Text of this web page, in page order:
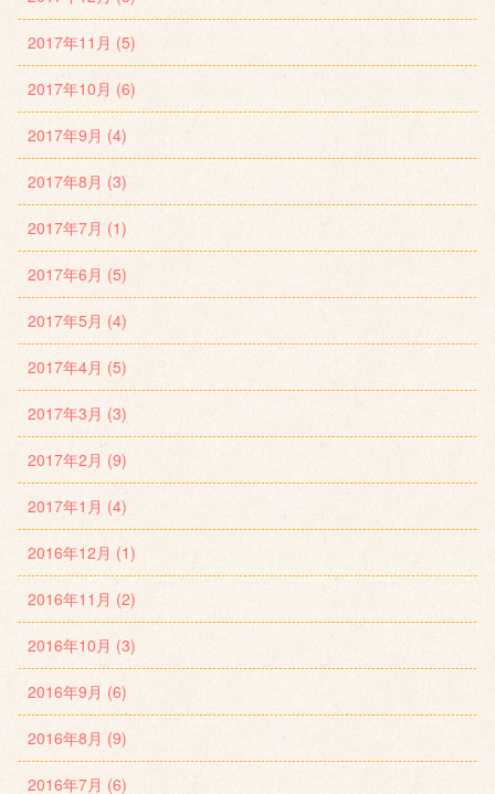
2017年11月 (5)
2017年10月 (6)
2017年9月 (4)
2017年8月 (3)
2017年7月 (1)
2017年6月 (5)
2017年5月 (4)
2017年4月 (5)
2017年3月 (3)
2017年2月 (9)
2017年1月 (4)
2016年12月 (1)
2016年11月 (2)
2016年10月 (3)
2016年9月 (6)
2016年8月 (9)
2016年7月 (6)